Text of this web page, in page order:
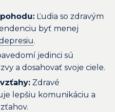
Ľudia so zdravým
byť menej
.
jedinci sú
a dosahovať svoje ciele.
Zdravé
lepšiu komunikáciu a